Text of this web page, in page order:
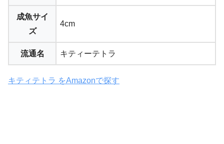
成魚サイ
ズ
4cm
流通名 キティーテトラ
キティテトラ をAmazonで探す